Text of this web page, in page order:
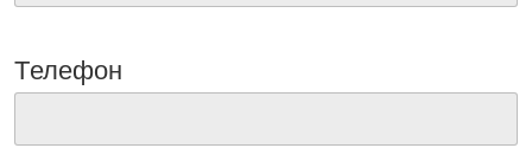
Tелефон